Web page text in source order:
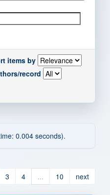
items by
record
0.004 seconds).
3 4 ... 10 next